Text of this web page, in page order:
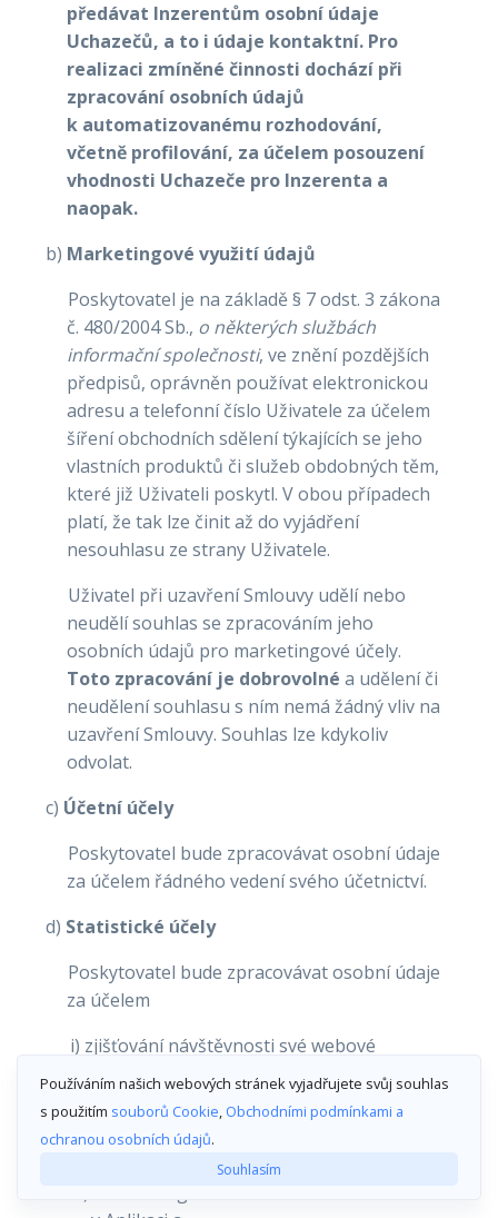
předávat Inzerentům osobní údaje
Uchazečů, a to i údaje kontaktní. Pro
realizaci zmíněné činnosti dochází při
zpracování osobních údajů
k automatizovanému rozhodování,
včetně profilování, za účelem posouzení
vhodnosti Uchazeče pro Inzerenta a
naopak.
b) Marketingové využití údajů
Poskytovatel je na základě § 7 odst. 3 zákona
č. 480/2004 Sb., o některých službách
informační společnosti, ve znění pozdějších
předpisů, oprávněn používat elektronickou
adresu a telefonní číslo Uživatele za účelem
šíření obchodních sdělení týkajících se jeho
vlastních produktů či služeb obdobných těm,
které již Uživateli poskytl. V obou případech
platí, že tak lze činit až do vyjádření
nesouhlasu ze strany Uživatele.
Uživatel při uzavření Smlouvy udělí nebo
neudělí souhlas se zpracováním jeho
osobních údajů pro marketingové účely.
Toto zpracování je dobrovolné a udělení či
neudělení souhlasu s ním nemá žádný vliv na
uzavření Smlouvy. Souhlas lze kdykoliv
odvolat.
c) Účetní účely
Poskytovatel bude zpracovávat osobní údaje
za účelem řádného vedení svého účetnictví.
d) Statistické účely
Poskytovatel bude zpracovávat osobní údaje
za účelem
i) zjišťování návštěvnosti své webové
stránky,
ii) monitoringu počtu zhlédnutí
jednotlivých prvků Aplikace,
Používáním našich webových stránek vyjadřujete svůj souhlas
s použitím souborů Cookie, Obchodními podmínkami a
ochranou osobních údajů.
Souhlasím